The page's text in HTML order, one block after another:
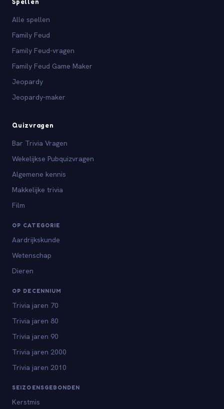
Alle spellen
Family Feud
Family Feud-vragen
Family Feud Game Maker
Jeopardy
Jeopardy-maker
Quizvragen
Bar Trivia Vragen
Wekelijkse Pubquizvragen
Algemene kennis
Makkelijke trivia
Film
OP CATEGORIE
Aardrijkskunde
Wetenschap
Dieren
OP DECENNIUM
Trivia jaren 70
Trivia jaren 80
Trivia jaren 90
Trivia jaren 2000
Trivia jaren 2010
SEIZOENSGEBONDEN
Kerstmis